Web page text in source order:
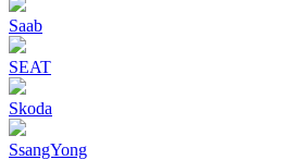
Saab
SEAT
Skoda
SsangYong